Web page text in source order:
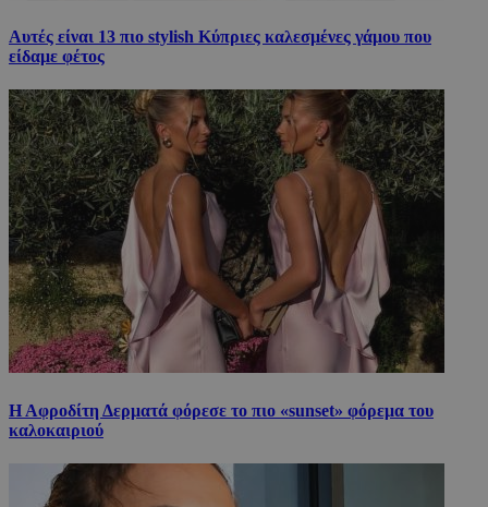
Αυτές είναι 13 πιο stylish Κύπριες καλεσμένες γάμου που
είδαμε φέτος
Η Αφροδίτη Δερματά φόρεσε το πιο «sunset» φόρεμα του
καλοκαιριού